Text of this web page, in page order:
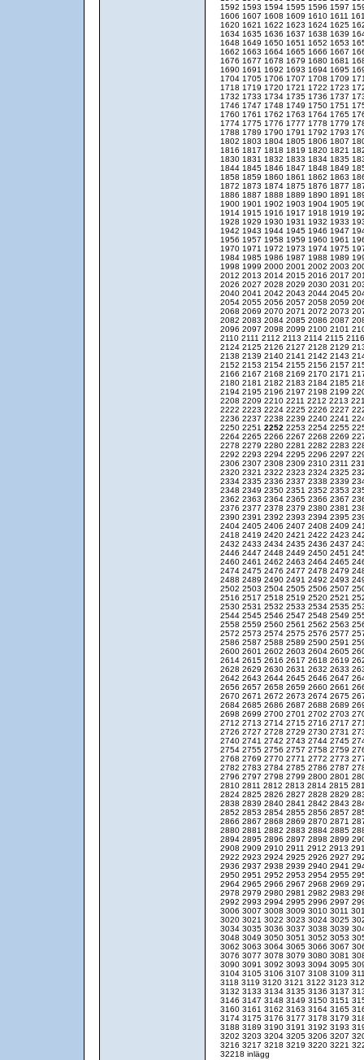
1592 1593 1594 1595 1596 1597
1606 1607 1608 1609 1610 1611
1620 1621 1622 1623 1624 1625
1634 1635 1636 1637 1638 1639
1648 1649 1650 1651 1652 1653
1662 1663 1664 1665 1666 1667
1676 1677 1678 1679 1680 1681
1690 1691 1692 1693 1694 1695
1704 1705 1706 1707 1708 1709
1718 1719 1720 1721 1722 1723
1732 1733 1734 1735 1736 1737
1746 1747 1748 1749 1750 1751
1760 1761 1762 1763 1764 1765
1774 1775 1776 1777 1778 1779
1788 1789 1790 1791 1792 1793
1802 1803 1804 1805 1806 1807
1816 1817 1818 1819 1820 1821
1830 1831 1832 1833 1834 1835
1844 1845 1846 1847 1848 1849
1858 1859 1860 1861 1862 1863
1872 1873 1874 1875 1876 1877
1886 1887 1888 1889 1890 1891
1900 1901 1902 1903 1904 1905
1914 1915 1916 1917 1918 1919
1928 1929 1930 1931 1932 1933
1942 1943 1944 1945 1946 1947
1956 1957 1958 1959 1960 1961
1970 1971 1972 1973 1974 1975
1984 1985 1986 1987 1988 1989
1998 1999 2000 2001 2002 2003
2012 2013 2014 2015 2016 2017
2026 2027 2028 2029 2030 2031
2040 2041 2042 2043 2044 2045
2054 2055 2056 2057 2058 2059
2068 2069 2070 2071 2072 2073
2082 2083 2084 2085 2086 2087
2096 2097 2098 2099 2100 2101
2110 2111 2112 2113 2114 2115
2124 2125 2126 2127 2128 2129
2138 2139 2140 2141 2142 2143
2152 2153 2154 2155 2156 2157
2166 2167 2168 2169 2170 2171
2180 2181 2182 2183 2184 2185
2194 2195 2196 2197 2198 2199
2208 2209 2210 2211 2212 2213
2222 2223 2224 2225 2226 2227
2236 2237 2238 2239 2240 2241
2250 2251 2252 2253 2254 2255
2264 2265 2266 2267 2268 2269
2278 2279 2280 2281 2282 2283
2292 2293 2294 2295 2296 2297
2306 2307 2308 2309 2310 2311
2320 2321 2322 2323 2324 2325
2334 2335 2336 2337 2338 2339
2348 2349 2350 2351 2352 2353
2362 2363 2364 2365 2366 2367
2376 2377 2378 2379 2380 2381
2390 2391 2392 2393 2394 2395
2404 2405 2406 2407 2408 2409
2418 2419 2420 2421 2422 2423
2432 2433 2434 2435 2436 2437
2446 2447 2448 2449 2450 2451
2460 2461 2462 2463 2464 2465
2474 2475 2476 2477 2478 2479
2488 2489 2490 2491 2492 2493
2502 2503 2504 2505 2506 2507
2516 2517 2518 2519 2520 2521
2530 2531 2532 2533 2534 2535
2544 2545 2546 2547 2548 2549
2558 2559 2560 2561 2562 2563
2572 2573 2574 2575 2576 2577
2586 2587 2588 2589 2590 2591
2600 2601 2602 2603 2604 2605
2614 2615 2616 2617 2618 2619
2628 2629 2630 2631 2632 2633
2642 2643 2644 2645 2646 2647
2656 2657 2658 2659 2660 2661
2670 2671 2672 2673 2674 2675
2684 2685 2686 2687 2688 2689
2698 2699 2700 2701 2702 2703
2712 2713 2714 2715 2716 2717
2726 2727 2728 2729 2730 2731
2740 2741 2742 2743 2744 2745
2754 2755 2756 2757 2758 2759
2768 2769 2770 2771 2772 2773
2782 2783 2784 2785 2786 2787
2796 2797 2798 2799 2800 2801
2810 2811 2812 2813 2814 2815
2824 2825 2826 2827 2828 2829
2838 2839 2840 2841 2842 2843
2852 2853 2854 2855 2856 2857
2866 2867 2868 2869 2870 2871
2880 2881 2882 2883 2884 2885
2894 2895 2896 2897 2898 2899
2908 2909 2910 2911 2912 2913
2922 2923 2924 2925 2926 2927
2936 2937 2938 2939 2940 2941
2950 2951 2952 2953 2954 2955
2964 2965 2966 2967 2968 2969
2978 2979 2980 2981 2982 2983
2992 2993 2994 2995 2996 2997
3006 3007 3008 3009 3010 3011
3020 3021 3022 3023 3024 3025
3034 3035 3036 3037 3038 3039
3048 3049 3050 3051 3052 3053
3062 3063 3064 3065 3066 3067
3076 3077 3078 3079 3080 3081
3090 3091 3092 3093 3094 3095
3104 3105 3106 3107 3108 3109
3118 3119 3120 3121 3122 3123
3132 3133 3134 3135 3136 3137
3146 3147 3148 3149 3150 3151
3160 3161 3162 3163 3164 3165
3174 3175 3176 3177 3178 3179
3188 3189 3190 3191 3192 3193
3202 3203 3204 3205 3206 3207
3216 3217 3218 3219 3220 3221
32218 inlägg